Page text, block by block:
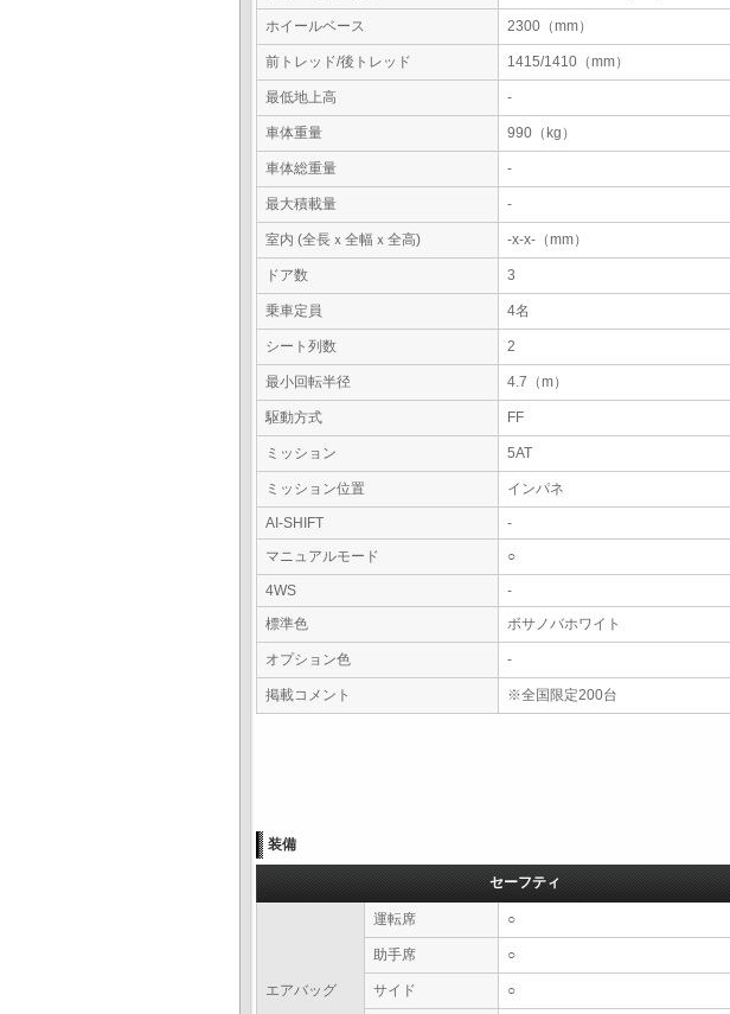
ホイールベース 2300（mm）
前トレッド/後トレッド 1415/1410（mm）
最低地上高 -
車体重量 990（kg）
車体総重量 -
最大積載量 -
室内 (全長ｘ全幅ｘ全高) -x-x-（mm）
ドア数 3
乗車定員 4名
シート列数 2
最小回転半径 4.7（m）
駆動方式 FF
ミッション 5AT
ミッション位置 インパネ
AI-SHIFT
-
マニュアルモード
○
4WS
-
標準色
ボサノバホワイト
オプション色 -
掲載コメント ※全国限定200台
装備
セーフティ
エアバッグ
運転席 ○
助手席 ○
サイド ○